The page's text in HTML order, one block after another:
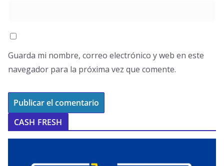
Guarda mi nombre, correo electrónico y web en este
navegador para la próxima vez que comente.
CASH FRESH